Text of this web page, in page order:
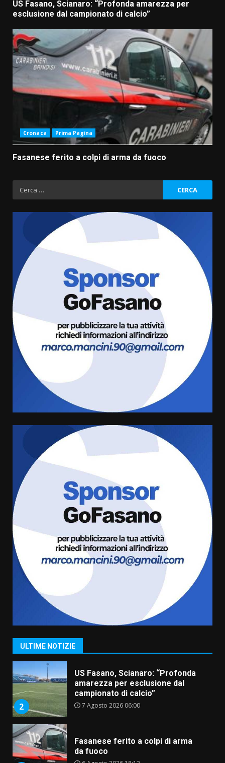
US Fasano, Scianaro: “Profonda amarezza per
esclusione dal campionato di calcio”
Cronaca Prima Pagina
Fasanese ferito a colpi di arma da fuoco
Ricerca
per:
ULTIME NOTIZIE
3
Fasanese ferito a colpi di arma
6 Agosto 2026 18:13
Carta d’identità: continua il piano
di aperture straordinarie del
6 Agosto 2026 14:16
Grazia Neglia, coordinatrice
cittadina di Fratelli d’Italia,
pronta a tornare in Consiglio
comunale
Cura dei beni comuni e
cittadinanza attiva: online
l’avviso per la gestione
condivisa della Villetta di
Laureto
La magia del Minareto e la prima
assoluta de “L’Albergo
Belvedere. Il rapimento”
6 Agosto 2026 06:15
“I Contestatori: Musica di
Rivoluzione”: nuovo
appuntamento con “Fasano in
Banda”
7 Agosto 2026 06:05
2
US Fasano, Scianaro: “Profonda
amarezza per esclusione dal
3
Fasanese ferito a colpi di arma
da fuoco
6 Agosto 2026 18:13
Carta d’identità: continua il piano
di aperture straordinarie del
Comune di Fasano